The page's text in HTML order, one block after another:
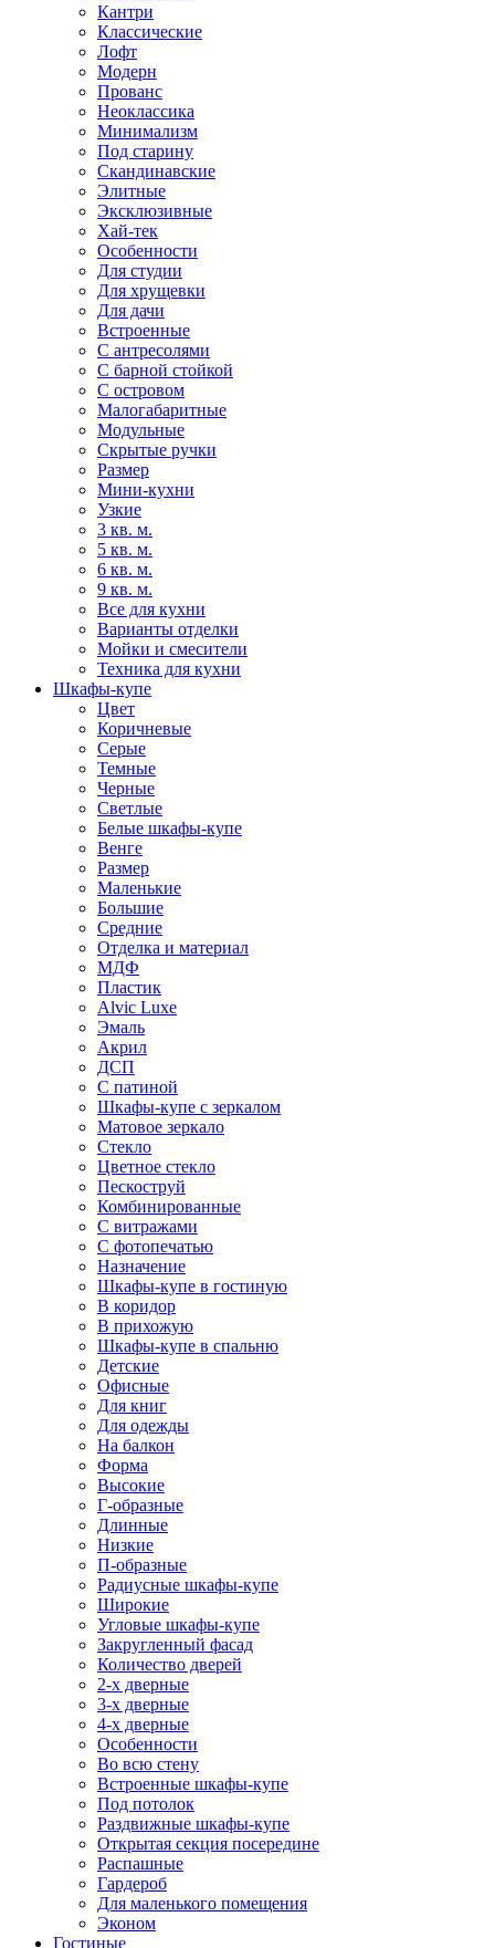
Кантри
Классические
Лофт
Модерн
Прованс
Неоклассика
Минимализм
Под старину
Скандинавские
Элитные
Эксклюзивные
Хай-тек
Особенности
Для студии
Для хрущевки
Для дачи
Встроенные
С антресолями
С барной стойкой
С островом
Малогабаритные
Модульные
Скрытые ручки
Размер
Мини-кухни
Узкие
3 кв. м.
5 кв. м.
6 кв. м.
9 кв. м.
Все для кухни
Варианты отделки
Мойки и смесители
Техника для кухни
Шкафы-купе
Цвет
Коричневые
Серые
Темные
Черные
Светлые
Белые шкафы-купе
Венге
Размер
Маленькие
Большие
Средние
Отделка и материал
МДФ
Пластик
Alvic Luxe
Эмаль
Акрил
ДСП
С патиной
Шкафы-купе с зеркалом
Матовое зеркало
Стекло
Цветное стекло
Пескоструй
Комбинированные
С витражами
С фотопечатью
Назначение
Шкафы-купе в гостиную
В коридор
В прихожую
Шкафы-купе в спальню
Детские
Офисные
Для книг
Для одежды
На балкон
Форма
Высокие
Г-образные
Длинные
Низкие
П-образные
Радиусные шкафы-купе
Широкие
Угловые шкафы-купе
Закругленный фасад
Количество дверей
2-х дверные
3-х дверные
4-х дверные
Особенности
Во всю стену
Встроенные шкафы-купе
Под потолок
Раздвижные шкафы-купе
Открытая секция посередине
Распашные
Гардероб
Для маленького помещения
Эконом
Гостиные